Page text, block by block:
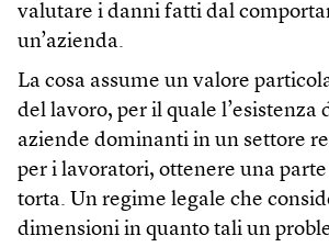
valutare i danni fatti dal
un’azienda.
La cosa assume un valore
del lavoro, per il quale l’esistenza
aziende dominanti in un settore
per i lavoratori, ottenere una
torta. Un regime legale che
dimensioni in quanto tali un